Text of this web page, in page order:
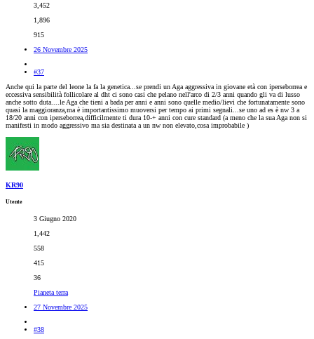
3,452
1,896
915
26 Novembre 2025
#37
Anche qui la parte del leone la fa la genetica...se prendi un Aga aggressiva in giovane età con iperseborrea e
eccessiva sensibilità follicolare al dht ci sono casi che pelano nell'arco di 2/3 anni quando gli va di lusso
anche sotto duta....le Aga che tieni a bada per anni e anni sono quelle medio/lievi che fortunatamente sono
quasi la maggioranza,ma è importantissimo muoversi per tempo ai primi segnali...se uno ad es è nw 3 a
18/20 anni con iperseborrea,difficilmente ti dura 10-+ anni con cure standard (a meno che la sua Aga non si
manifesti in modo aggressivo ma sia destinata a un nw non elevato,cosa improbabile )
KR90
Utente
3 Giugno 2020
1,442
558
415
36
Pianeta terra
27 Novembre 2025
#38